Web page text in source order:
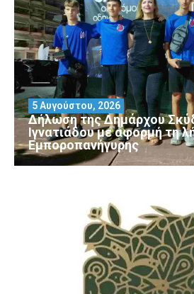
Δήλωση της Δημάρχου
Ιγνατιάδου με αφορμή τη
Εμποροπανήγυρης
5 Αυγούστου, 2026